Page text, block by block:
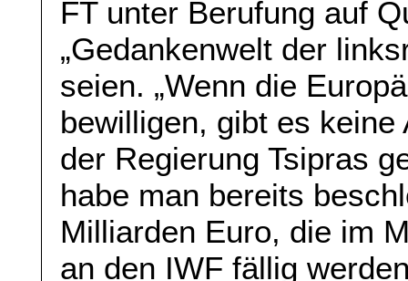
FT unter Berufung auf
„Gedankenwelt der
seien. „Wenn die
bewilligen, gibt es keine
der Regierung Tsipras
habe man bereits
Milliarden Euro, die im
an den IWF fällig